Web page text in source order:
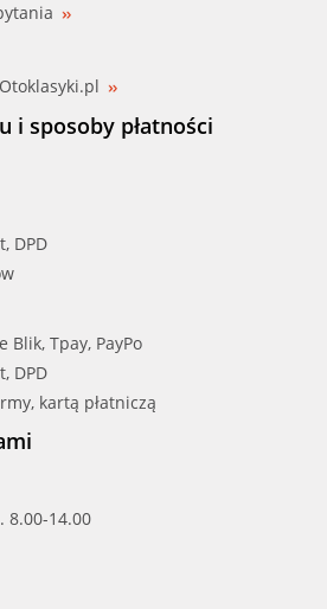
i sposoby płatności
DPD
Blik, Tpay, PayPo
DPD
kartą płatniczą
8.00-14.00